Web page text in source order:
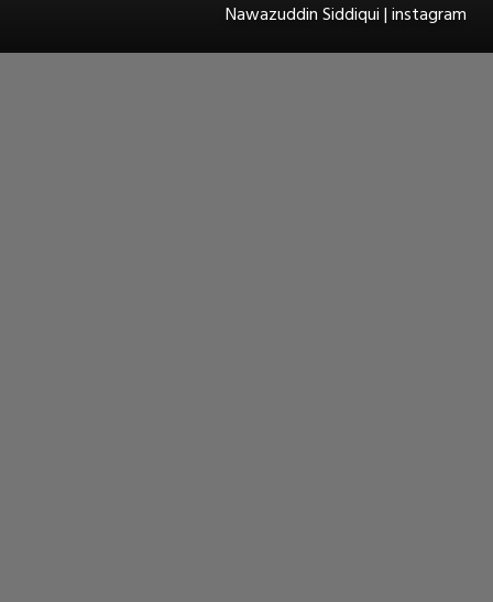
Nawazuddin Siddiqui | instagram